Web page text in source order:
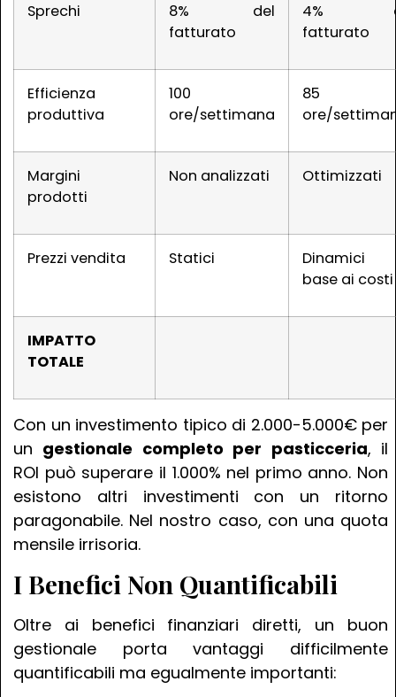
Sprechi
8% del
fatturato
4%
fatturato
Efficienza
produttiva
100
ore/settimana
85
ore/
Margini
prodotti
Non analizzati Ottimizzati
Prezzi vendita Statici
Dinamici
base ai costi
IMPATTO
TOTALE
Con un investimento tipico di 2.000-5.000€ per
un gestionale completo per pasticceria, il
ROI può superare il 1.000% nel primo anno. Non
esistono altri investimenti con un ritorno
paragonabile. Nel nostro caso, con una quota
mensile irrisoria.
I Benefici Non Quantificabili
Oltre ai benefici finanziari diretti, un buon
gestionale porta vantaggi difficilmente
quantificabili ma egualmente importanti: